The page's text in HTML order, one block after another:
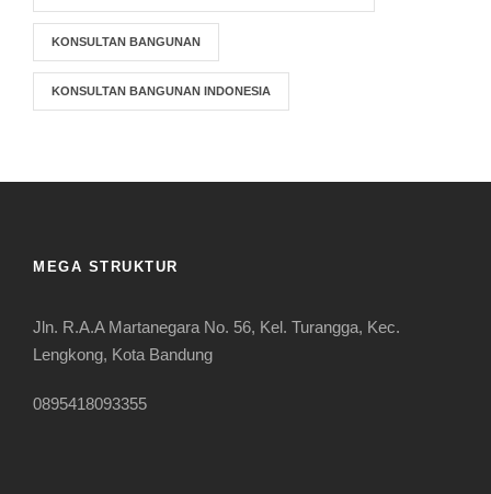
KONSULTAN BANGUNAN
KONSULTAN BANGUNAN INDONESIA
MEGA STRUKTUR
Jln. R.A.A Martanegara No. 56, Kel. Turangga, Kec.
Lengkong, Kota Bandung
0895418093355